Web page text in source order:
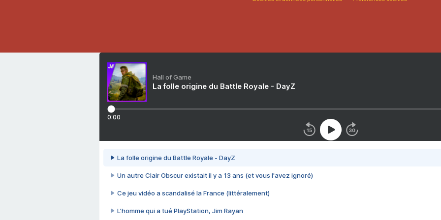
Hall of Game
La folle origine du Battle Royale - DayZ
0:00
La folle origine du Battle Royale - DayZ
Un autre Clair Obscur existait il y a 13 ans (et vous l'avez ignoré)
Ce jeu vidéo a scandalisé la France (littéralement)
L’homme qui a tué PlayStation, Jim Rayan